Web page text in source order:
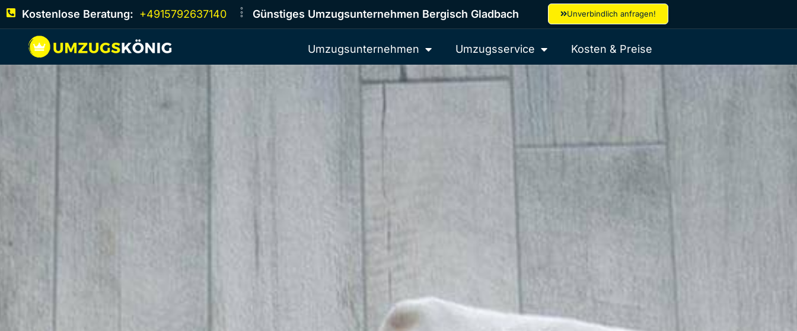
Kostenlose Beratung: +4915792637140 Günstiges Umzugsunternehmen Bergisch Gladbach Unverbindlich anfragen!
Umzugsunternehmen Umzugsservice Kosten & Preise